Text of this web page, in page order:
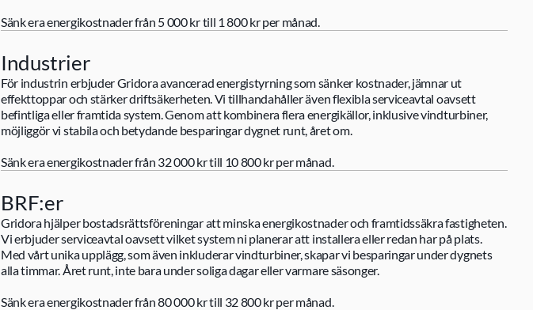
Sänk era energikostnader från 5 000 kr till 1 800 kr per månad.
Industrier
För industrin erbjuder Gridora avancerad energistyrning som sänker kostnader, jämnar ut
effekttoppar och stärker driftsäkerheten. Vi tillhandahåller även flexibla serviceavtal oavsett
befintliga eller framtida system. Genom att kombinera flera energikällor, inklusive vindturbiner,
möjliggör vi stabila och betydande besparingar dygnet runt, året om.
Sänk era energikostnader från 32 000 kr till 10 800 kr per månad.
BRF:er
Gridora hjälper bostadsrättsföreningar att minska energikostnader och framtidssäkra fastigheten.
Vi erbjuder serviceavtal oavsett vilket system ni planerar att installera eller redan har på plats.
Med vårt unika upplägg, som även inkluderar vindturbiner, skapar vi besparingar under dygnets
alla timmar. Året runt, inte bara under soliga dagar eller varmare säsonger.
Sänk era energikostnader från 80 000 kr till 32 800 kr per månad.